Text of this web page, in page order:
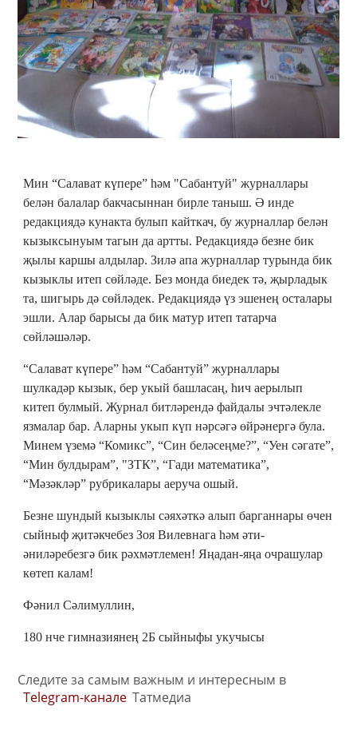
Мин “Салават күпере” һәм "Сабантуй" журналлары
белән балалар бакчасыннан бирле таныш. Ә инде
редакциядә кунакта булып кайткач, бу журналлар белән
кызыксынуым тагын да артты. Редакциядә безне бик
җылы каршы алдылар. Зилә апа журналлар турында бик
кызыклы итеп сөйләде. Без монда биедек тә, җырладык
та, шигырь дә сөйләдек. Редакциядә үз эшенең осталары
эшли. Алар барысы да бик матур итеп татарча
сөйләшәләр.
“Салават күпере” һәм “Сабантуй” журналлары
шулкадәр кызык, бер укый башласаң, һич аерылып
китеп булмый. Журнал битләрендә файдалы эчтәлекле
язмалар бар. Аларны укып күп нәрсәгә өйрәнергә була.
Минем үземә “Комикс”, “Син беләсеңме?”, “Уен сәгате”,
“Мин булдырам”, "ЗТК”, “Гади математика”,
“Мәзәкләр” рубрикалары аеруча ошый.
Безне шундый кызыклы сәяхәткә алып барганнары өчен
сыйныф җитәкчебез Зоя Вилевнага һәм әти-
әниләребезгә бик рәхмәтлемен! Яңадан-яңа очрашулар
көтеп калам!
Фәнил Сәлимуллин,
180 нче гимназиянең 2Б сыйныфы укучысы
Следите за самым важным и интересным в
Telegram-канале Татмедиа